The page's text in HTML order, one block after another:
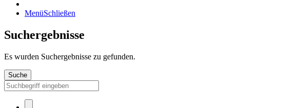
MenüSchließen
Suchergebnisse
Es wurden Suchergebnisse zu gefunden.
Suche